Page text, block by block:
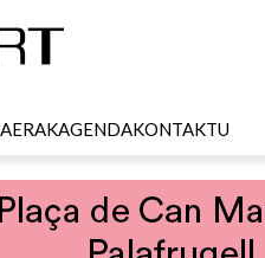
AGENDAKONTAKTU